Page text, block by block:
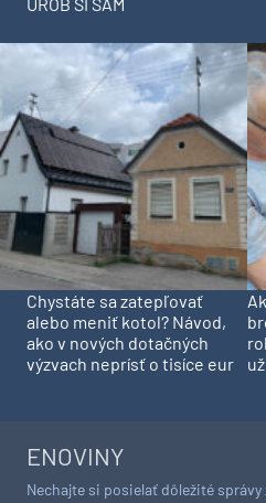
UROB SI SÁM
Chystáte sa zatepľovať
alebo meniť kotol? Návod,
ako v nových dotačných
výzvach neprísť o tisíce eur
ENOVINY
Nechajte si posielať dôležité